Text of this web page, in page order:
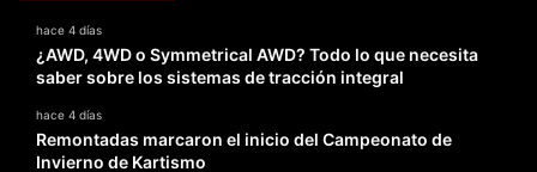
hace 4 días
¿AWD, 4WD o Symmetrical AWD? Todo lo que necesita
saber sobre los sistemas de tracción integral
hace 4 días
Remontadas marcaron el inicio del Campeonato de
Invierno de Kartismo